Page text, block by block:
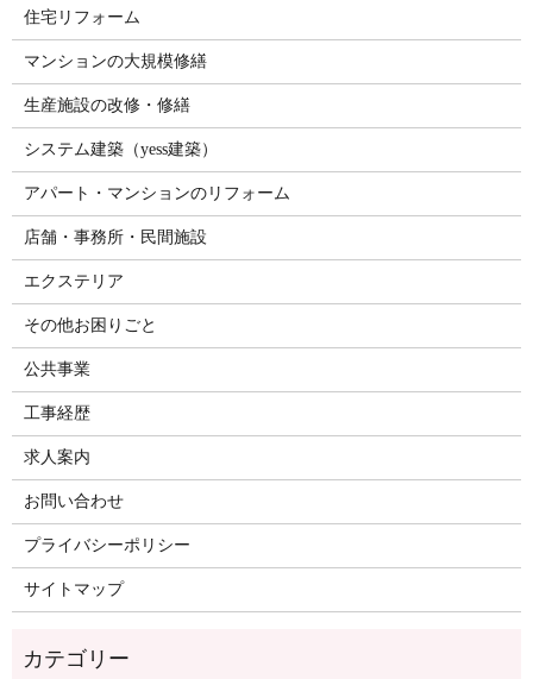
住宅リフォーム
マンションの大規模修繕
生産施設の改修・修繕
システム建築（yess建築）
アパート・マンションのリフォーム
店舗・事務所・民間施設
エクステリア
その他お困りごと
公共事業
工事経歴
求人案内
お問い合わせ
プライバシーポリシー
サイトマップ